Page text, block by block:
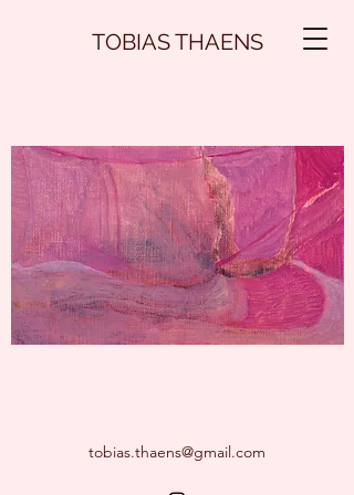
TOBIAS THAENS
tobias.thaens@gmail.com